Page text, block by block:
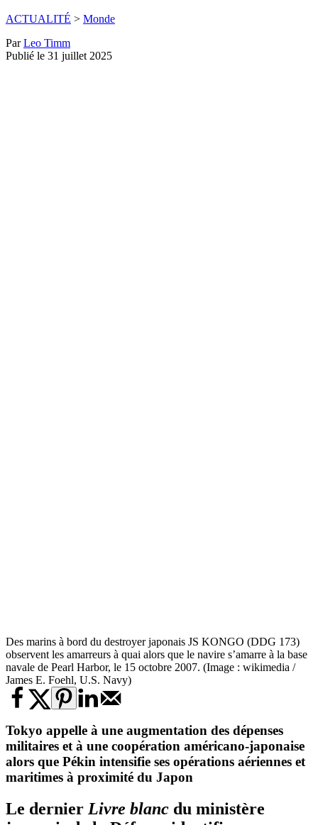
ACTUALITÉ > Monde
ParLeo Timm
Publié le 31 juillet 2025
Des marins à bord du destroyer japonais JS KONGO (DDG 173)
observent les amarreurs à quai alors que le navire s’amarre à la base
navale de Pearl Harbor, le 15 octobre 2007. (Image : wikimedia /
James E. Foehl, U.S. Navy)
Tokyo appelle à une augmentation des dépenses
militaires et à une coopération américano-japonaise
alors que Pékin intensifie ses opérations aériennes et
maritimes à proximité du Japon
Le dernier Livre blanc du ministère